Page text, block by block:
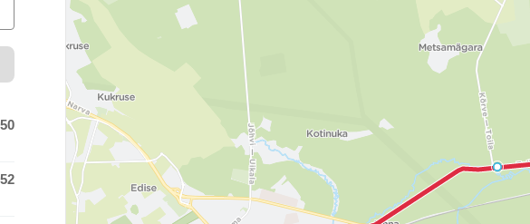
time was at
time was at